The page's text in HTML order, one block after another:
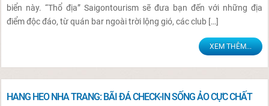
biển này. “Thổ địa” Saigontourism sẽ đưa bạn đến với những địa
điểm độc đáo, từ quán bar ngoài trời lộng gió, các club […]
XEM THÊM...
HANG HEO NHA TRANG: BÃI ĐÁ CHECK-IN SỐNG ẢO CỰC CHẤT